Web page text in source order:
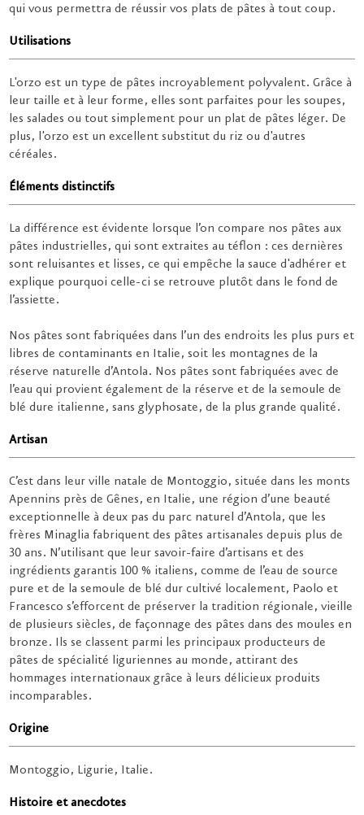
qui vous permettra de réussir vos plats de pâtes à tout coup.
Utilisations
L'orzo est un type de pâtes incroyablement polyvalent. Grâce à
leur taille et à leur forme, elles sont parfaites pour les soupes,
les salades ou tout simplement pour un plat de pâtes léger. De
plus, l'orzo est un excellent substitut du riz ou d'autres
céréales.
Éléments distinctifs
La différence est évidente lorsque l’on compare nos pâtes aux
pâtes industrielles, qui sont extraites au téflon : ces dernières
sont reluisantes et lisses, ce qui empêche la sauce d'adhérer et
explique pourquoi celle-ci se retrouve plutôt dans le fond de
l’assiette.
Nos pâtes sont fabriquées dans l’un des endroits les plus purs et
libres de contaminants en Italie, soit les montagnes de la
réserve naturelle d’Antola. Nos pâtes sont fabriquées avec de
l’eau qui provient également de la réserve et de la semoule de
blé dure italienne, sans glyphosate, de la plus grande qualité.
Artisan
C’est dans leur ville natale de Montoggio, située dans les monts
Apennins près de Gênes, en Italie, une région d’une beauté
exceptionnelle à deux pas du parc naturel d’Antola, que les
frères Minaglia fabriquent des pâtes artisanales depuis plus de
30 ans. N’utilisant que leur savoir-faire d’artisans et des
ingrédients garantis 100 % italiens, comme de l’eau de source
pure et de la semoule de blé dur cultivé localement, Paolo et
Francesco s’efforcent de préserver la tradition régionale, vieille
de plusieurs siècles, de façonnage des pâtes dans des moules en
bronze. Ils se classent parmi les principaux producteurs de
pâtes de spécialité liguriennes au monde, attirant des
hommages internationaux grâce à leurs délicieux produits
incomparables.
Origine
Montoggio, Ligurie, Italie.
Histoire et anecdotes